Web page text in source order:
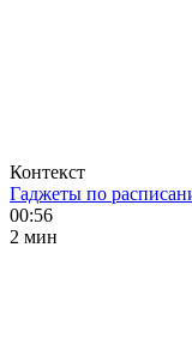
Контекст
Гаджеты по
00:56
2 мин